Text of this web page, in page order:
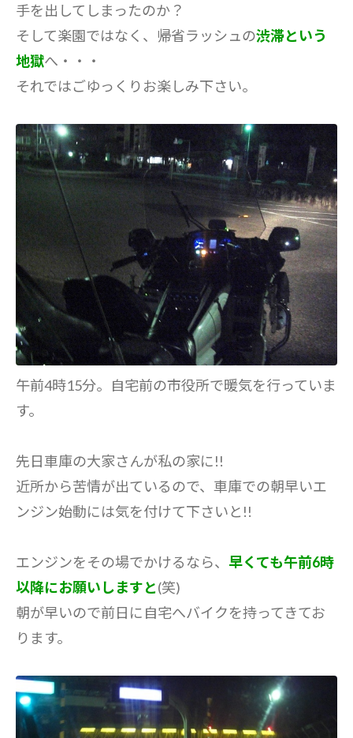
手を出してしまったのか？
そして楽園ではなく、帰省ラッシュの渋滞という
地獄へ・・・
それではごゆっくりお楽しみ下さい。
午前4時15分。自宅前の市役所で暖気を行っていま
す。
先日車庫の大家さんが私の家に!!
近所から苦情が出ているので、車庫での朝早いエ
ンジン始動には気を付けて下さいと!!
エンジンをその場でかけるなら、 早くても午前6時
以降にお願いしますと(笑)
朝が早いので前日に自宅へバイクを持ってきてお
ります。